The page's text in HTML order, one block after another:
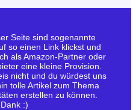
Seite sind sogenannte
so einen Link klickst und
als Amazon-Partner oder
eine kleine Provision.
nicht und du würdest uns
tolle Artikel zum Thema
erstellen zu können.
:)